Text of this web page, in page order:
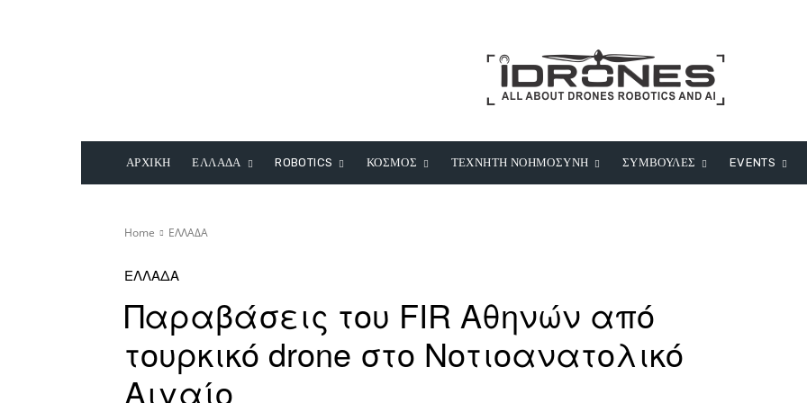
ΑΡΧΙΚΗ ΕΛΛΑΔΑ ROBOTICS ΚΟΣΜΟΣ ΤΕΧΝΗΤΗ ΝΟΗΜΟΣΥΝΗ ΣΥΜΒΟΥΛΕΣ EVENTS
Home ΕΛΛΑΔΑ
ΕΛΛΑΔΑ
Παραβάσεις του FIR Αθηνών από
τουρκικό drone στο Νοτιοανατολικό
Αιγαίο